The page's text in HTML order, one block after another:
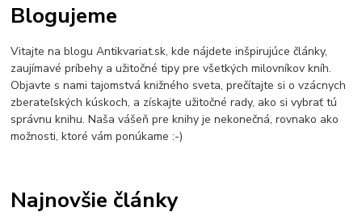
sóda bikarbona
mraznička
platobná brána
platba kartou
lokálna komunita
výročie antikvariátu
o nás
Antikvariát v Bardejove
Bardejovský antikvariát
knihy zadarmo zadarmo
Blogujeme
Vitajte na blogu Antikvariat.sk, kde nájdete inšpirujúce články,
zaujímavé príbehy a užitočné tipy pre všetkých milovníkov kníh.
Objavte s nami tajomstvá knižného sveta, prečítajte si o vzácnych
zberateľských kúskoch, a získajte užitočné rady, ako si vybrať tú
správnu knihu. Naša vášeň pre knihy je nekonečná, rovnako ako
možnosti, ktoré vám ponúkame :-)
Najnovšie články